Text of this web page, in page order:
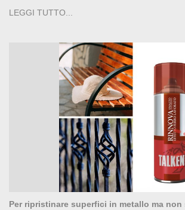
LEGGI TUTTO...
Per ripristinare superfici in metallo ma non